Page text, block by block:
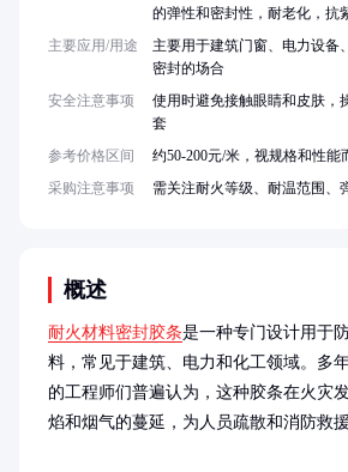
概述
耐火材料密封胶条是一种专门设计用于
料，常见于建筑、电力和化工领域。多
的工程师们普遍认为，这种胶条在火灾
焰和烟气的蔓延，为人员疏散和消防救
的弹性和密封性，耐老化，抗
主要应用/用途
主要用于建筑门窗、电力设备
密封的场合
安全注意事项
使用时避免接触眼睛和皮肤，
套
参考价格区间
约50-200元/米，视规格和性能
采购注意事项
需关注耐火等级、耐温范围、